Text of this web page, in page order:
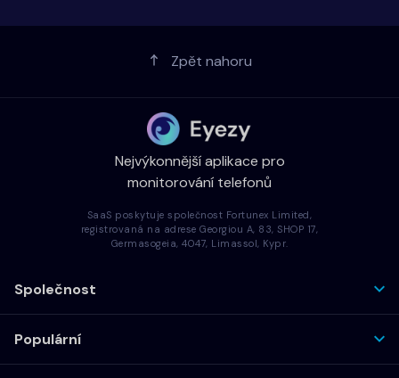
Zpět nahoru
Nejvýkonnější aplikace pro
monitorování telefonů
SaaS poskytuje společnost Fortunex Limited,
registrovaná na adrese Georgiou A, 83, SHOP 17,
Germasogeia, 4047, Limassol, Kypr.
Společnost
Populární